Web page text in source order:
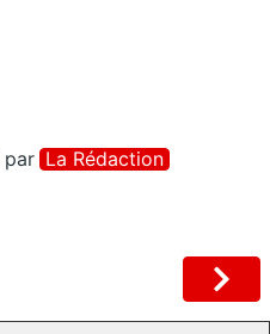
par La Rédaction